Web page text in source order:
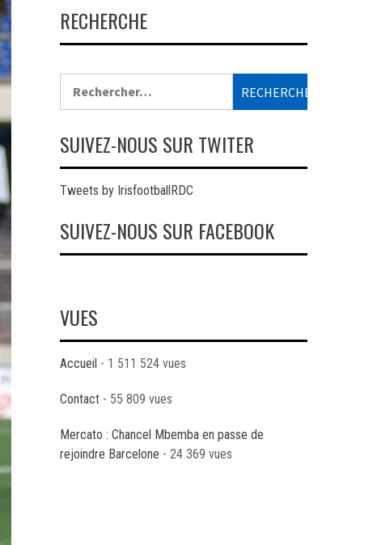
RECHERCHE
SUIVEZ-NOUS SUR TWITER
Tweets by IrisfootballRDC
SUIVEZ-NOUS SUR FACEBOOK
VUES
Accueil - 1 511 524 vues
Contact - 55 809 vues
Mercato : Chancel Mbemba en passe de
rejoindre Barcelone - 24 369 vues